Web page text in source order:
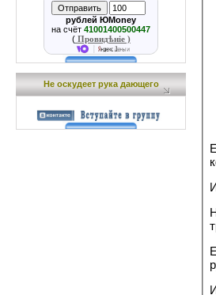
рублей ЮMoney
на счёт 41001400500447
( Провидѣніе )
Не оскудеет рука дающего